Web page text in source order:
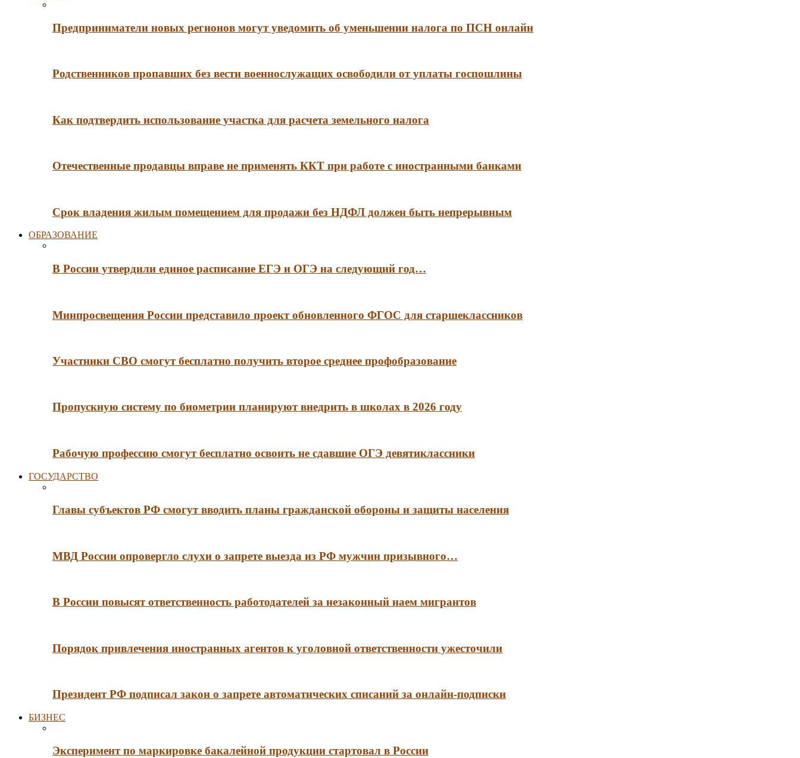
Предприниматели новых регионов могут уведомить об уменьшении налога по ПСН онлайн
Родственников пропавших без вести военнослужащих освободили от уплаты госпошлины
Как подтвердить использование участка для расчета земельного налога
Отечественные продавцы вправе не применять ККТ при работе с иностранными банками
Срок владения жилым помещением для продажи без НДФЛ должен быть непрерывным
ОБРАЗОВАНИЕ
В России утвердили единое расписание ЕГЭ и ОГЭ на следующий год…
Минпросвещения России представило проект обновленного ФГОС для старшеклассников
Участники СВО смогут бесплатно получить второе среднее профобразование
Пропускную систему по биометрии планируют внедрить в школах в 2026 году
Рабочую профессию смогут бесплатно освоить не сдавшие ОГЭ девятиклассники
ГОСУДАРСТВО
Главы субъектов РФ смогут вводить планы гражданской обороны и защиты населения
МВД России опровергло слухи о запрете выезда из РФ мужчин призывного…
В России повысят ответственность работодателей за незаконный наем мигрантов
Порядок привлечения иностранных агентов к уголовной ответственности ужесточили
Президент РФ подписал закон о запрете автоматических списаний за онлайн-подписки
БИЗНЕС
Эксперимент по маркировке бакалейной продукции стартовал в России